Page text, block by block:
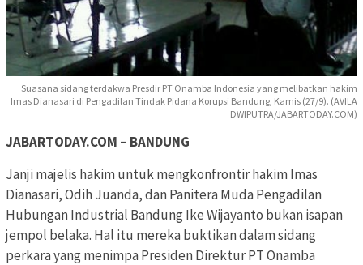
Suasana sidang terdakwa Presdir PT Onamba Indonesia yang melibatkan hakim
Imas Dianasari di Pengadilan Tindak Pidana Korupsi Bandung, Kamis (27/9). (AVILA
DWIPUTRA/JABARTODAY.COM)
JABARTODAY.COM – BANDUNG
Janji majelis hakim untuk mengkonfrontir hakim Imas
Dianasari, Odih Juanda, dan Panitera Muda Pengadilan
Hubungan Industrial Bandung Ike Wijayanto bukan isapan
jempol belaka. Hal itu mereka buktikan dalam sidang
perkara yang menimpa Presiden Direktur PT Onamba